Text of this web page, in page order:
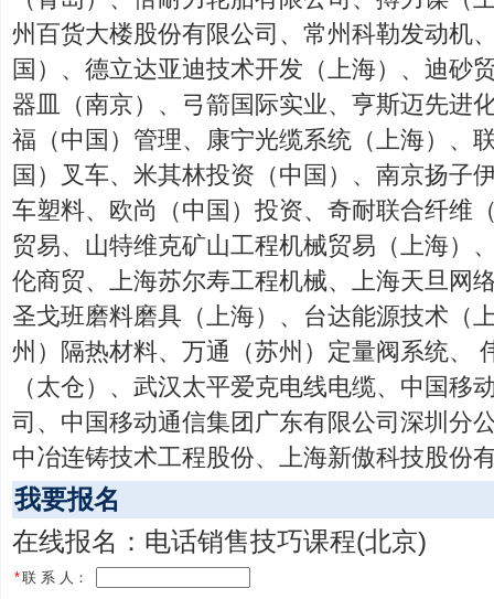
州百货大楼股份有限公司、常州科勒发动机
国）、德立达亚迪技术开发（上海）、迪砂
器皿（南京）、弓箭国际实业、亨斯迈先进
福（中国）管理、康宁光缆系统（上海）、
国）叉车、米其林投资（中国）、南京扬子
车塑料、欧尚（中国）投资、奇耐联合纤维
贸易、山特维克矿山工程机械贸易（上海）
伦商贸、上海苏尔寿工程机械、上海天旦网
圣戈班磨料磨具（上海）、台达能源技术（
州）隔热材料、万通（苏州）定量阀系统、
（太仓）、武汉太平爱克电线电缆、中国移
司、中国移动通信集团广东有限公司深圳分
中冶连铸技术工程股份、上海新傲科技股份
我要报名
在线报名：电话销售技巧课程(北京)
*联 系 人：